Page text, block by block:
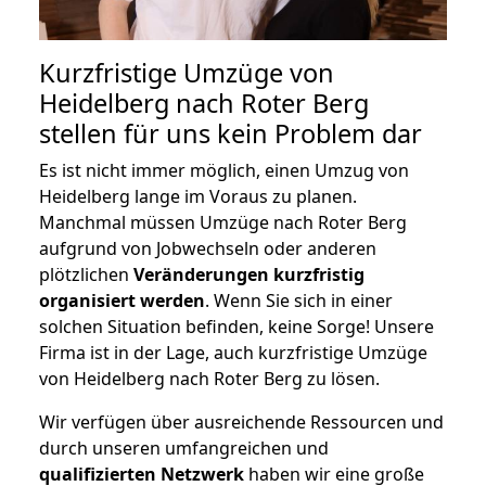
Kurzfristige Umzüge von
Heidelberg nach Roter Berg
stellen für uns kein Problem dar
Es ist nicht immer möglich, einen Umzug von
Heidelberg lange im Voraus zu planen.
Manchmal müssen Umzüge nach Roter Berg
aufgrund von Jobwechseln oder anderen
plötzlichen Veränderungen kurzfristig
organisiert werden. Wenn Sie sich in einer
solchen Situation befinden, keine Sorge! Unsere
Firma ist in der Lage, auch kurzfristige Umzüge
von Heidelberg nach Roter Berg zu lösen.
Wir verfügen über ausreichende Ressourcen und
durch unseren umfangreichen und
qualifizierten Netzwerk haben wir eine große